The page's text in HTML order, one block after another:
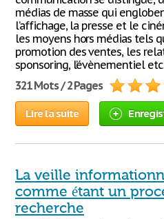
médias de masse qui
l’affichage, la presse et le
les moyens hors médias tels
promotion des ventes, les
sponsoring, l’évènementiel
321 Mots / 2 Pages
Lire la suite
La veille
comme étant un
recherche